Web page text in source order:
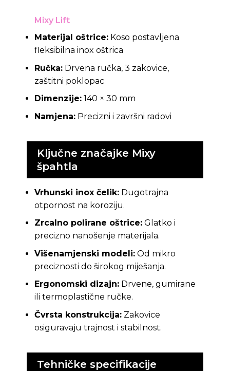
Mixy Lift
Materijal oštrice:Koso postavljena
fleksibilna inox oštrica
Ručka:Drvena ručka, 3 zakovice,
zaštitni poklopac
Dimenzije:140 × 30 mm
Namjena:Precizni i završni radovi
Ključne značajke Mixy
špahtla
Vrhunski inox čelik:Dugotrajna
otpornost na koroziju.
Zrcalno polirane oštrice:Glatko i
precizno nanošenje materijala.
Višenamjenski modeli:Od mikro
preciznosti do širokog miješanja.
Ergonomski dizajn:Drvene, gumirane
ili termoplastične ručke.
Čvrsta konstrukcija:Zakovice
osiguravaju trajnost i stabilnost.
Tehničke specifikacije